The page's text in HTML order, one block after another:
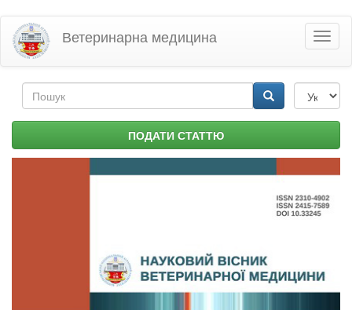
Перейти
основного
матеріалу
Ветеринарна медицина
Пошукова
форма ПОДАТИ СТАТТЮ